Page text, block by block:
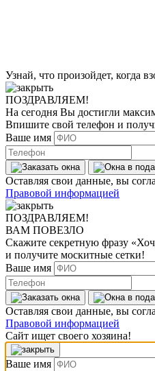
Узнай, что произойдет, когда
ПОЗДРАВЛЯЕМ!
На сегодня Вы достигли
Впишите свой телефон и
Ваше имя
Оставляя свои данные, вы
Правовой информацией
ПОЗДРАВЛЯЕМ!
ВАМ ПОВЕЗЛО
Скажите секретную фразу
и получите москитные сетки!
Ваше имя
Оставляя свои данные, вы
Правовой информацией
Сайт ищет своего хозяина!
Ваше имя